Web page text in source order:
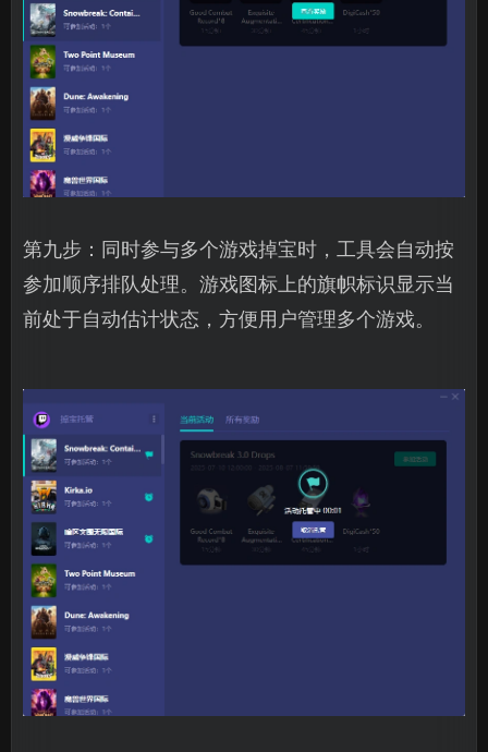
第九步：同时参与多个游戏掉宝时，工具会自动按
参加顺序排队处理。游戏图标上的旗帜标识显示当
前处于自动估计状态，方便用户管理多个游戏。